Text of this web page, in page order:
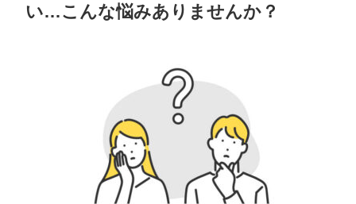
い…こんな悩みありませんか？